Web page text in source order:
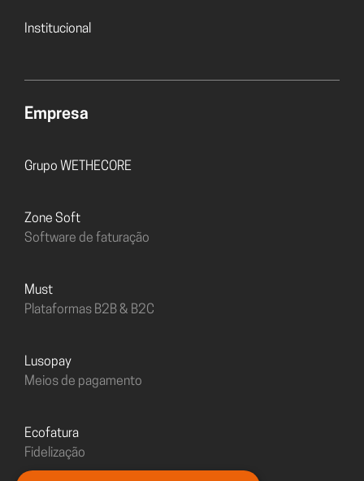
Institucional
Empresa
Grupo WETHECORE
Zone Soft
Software de faturação
must
Plataformas B2B & B2C
Lusopay
Meios de pagamento
Ecofatura
Fidelização